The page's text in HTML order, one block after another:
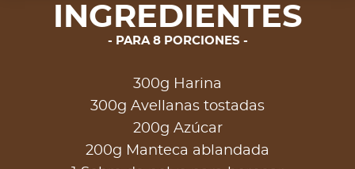
INGREDIENTES
PARA 8 PORCIONES
300g Harina
300g Avellanas tostadas
200g Azúcar
200g Manteca ablandada